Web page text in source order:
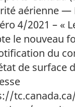
aérienne —
4/2021 – «
le nouveau
du
de surface